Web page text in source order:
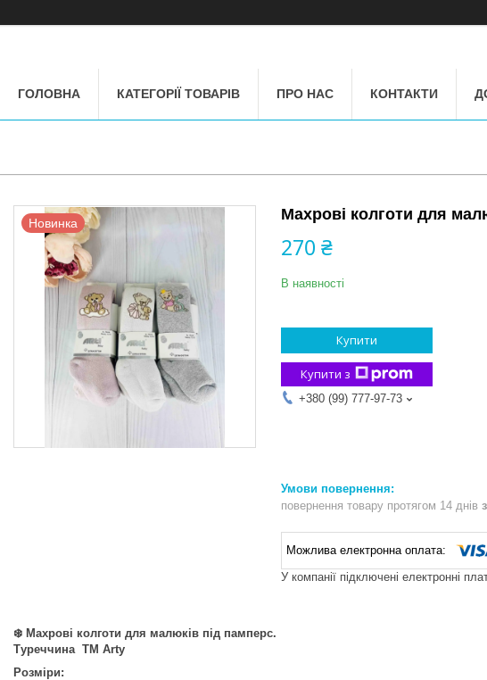
ГОЛОВНА КАТЕГОРІЇ ТОВАРІВ ПРО НАС КОНТАКТИ
Новинка Махрові колготи для
270 ₴
В наявності
Купити
Купити з
+380 (99) 777-97-73
повернення товару протягом 14 днів
У компанії підключені електронні
❄️ Махрові колготи для малюків під памперс.
Туреччина ТМ Arty
Розміри: